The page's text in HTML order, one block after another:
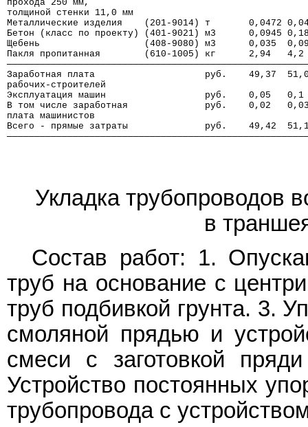
прохода 250 мм,
толщиной стенки 11,0 мм
Металлические изделия    (201-9014) т       0,0472
Бетон (класс по проекту) (401-9021) м3      0,0945
Щебень                   (408-9080) м3      0,035
Пакля пропитанная        (610-1005) кг      2,94
Заработная плата                    руб.    49,37
рабочих-строителей
Эксплуатация машин                  руб.    0,05
В том числе заработная              руб.    0,02
плата машинистов
Всего - прямые затраты              руб.    49,42
Укладка трубопроводов
в
Состав работ: 1.
труб на основание с
труб подбивкой грунта. 3.
смоляной прядью и
смеси с заготовкой
Устройство постоянных
трубопровода с